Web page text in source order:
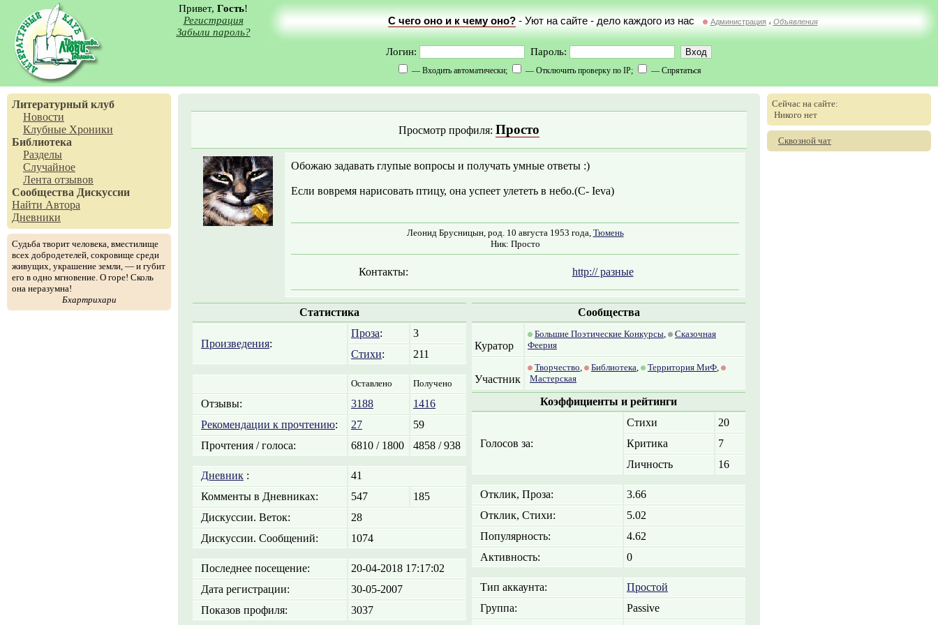
Привет, Гость!
Регистрация
Забыли пароль?
С чего оно и к чему оно?- Уют на сайте - дело каждого из нас Администрация // Объявления
Логин: Пароль:
— Входить автоматически; — Отключить проверку по IP; — Спрятаться
Литературный клуб
Новости
Клубные Хроники
Библиотека
Разделы
Случайное
Лента отзывов
Сообщества Дискуссии
Найти Автора
Дневники
Судьба творит человека, вместилище
всех добродетелей, сокровище среди
живущих, украшение земли, — и губит
его в одно мгновение. О горе! Сколь
она неразумна!
Бхартрихари
Просмотр профиля: Просто
Обожаю задавать глупые вопросы и получать умные ответы :)
Если вовремя нарисовать птицу, она успеет улететь в небо.(С- Ieva)
Леонид Брусницын, род. 10 августа 1953 года, Тюмень
Ник: Просто
Контакты: http:// разные
Статистика
Произведения:
Проза:
3
Стихи: 211
Оставлено Получено
Отзывы: 3188
1416
Рекомендации к прочтению: 27
59
Прочтения / голоса:
6810 / 1800 4858 / 938
Дневник :
41
Комменты в Дневниках:
547
185
Дискуссии. Веток:
28
Дискуссии. Сообщений:
1074
Последнее посещение:
20-04-2018 17:17:02
Дата регистрации:
30-05-2007
Показов профиля:
3037
Сообщества
Куратор
Большие Поэтические Конкурсы,
Сказочная
Феерия
Участник
Творчество, Библиотека, Территория МиФ,
Мастерская
Коэффициенты и рейтинги
Голосов за:
Стихи
20
Критика
7
Личность
16
Отклик, Проза:
3.66
Отклик, Стихи:
5.02
Популярность:
4.62
Активность:
0
Тип аккаунта:
Простой
Группа:
Passive
Сейчас на сайте:
Никого нет
Сквозной чат